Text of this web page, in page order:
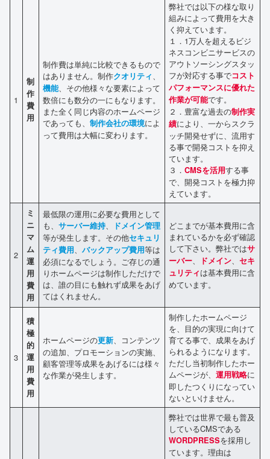
1
制
作
費
用
制作費は単純に比較できるもので
はありません。制作クオリティ、
機能、その他様々な要素によって
数倍にも数分の一にもなります。
また全く同じ内容のホームページ
であっても、制作会社の環境によ
って費用は大幅に変わります。
弊社では以下の様な取り
組みによって費用を大き
く抑えています。
１．1万人を超えるビジ
ネスコンビニサービスの
アウトソーシングスタッ
フが対応する事でコスト
パフォーマンスに優れた
作業が可能です。
２．豊富な過去の制作実
績により、一からスクラ
ッチ開発せずに、流用す
る事で開発コストを抑え
ています。
３．CMSを活用する事
で、開発コストを極力抑
えています。
2
ミ
ニ
マ
ム
運
用
費
用
最低限の運用に必要な費用として
も、サーバー維持、 ドメイン管理
等が発生します。その他セキュリ
ティ費用、バックアップ費用等は
必須になるでしょう。ご存じの通
りホームページは制作しただけで
は、誰の目にも触れず成果をあげ
てはくれません。
どこまでが基本費用に含
まれているかを必ず確認
して下さい。弊社ではサ
ーバー、 ドメイン、セキ
ュリティは基本費用に含
めています。
3
積
極
的
運
用
費
用
ホームページの更新、コンテンツ
の追加、プロモーションの実施、
顧客管理等成果をあげるには様々
な作業が発生します。
制作したホームページ
を、目的の実現に向けて
育てる事で、成果をあげ
られるようになります。
ただし当初制作したホー
ムページが、運用戦略に
即したつくりになってい
ないといけません。
弊社では世界で最も普及
しているCMSである
WORDPRESSを採用し
ています。理由は